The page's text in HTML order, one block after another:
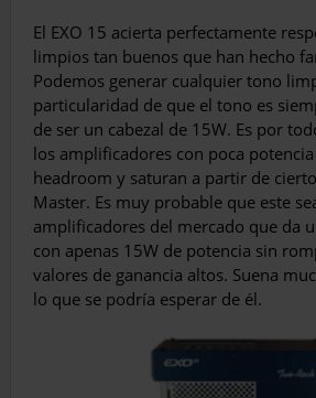
El EXO 15 acierta perfectamente
limpios tan buenos que han hecho
Podemos generar cualquier tono
particularidad de que el tono es
de ser un cabezal de 15W. Es por
los amplificadores con poca
headroom y saturan a partir de
Master. Es muy probable que este
amplificadores del mercado que da
con apenas 15W de potencia sin
valores de ganancia altos. Suena
lo que se podría esperar de él.